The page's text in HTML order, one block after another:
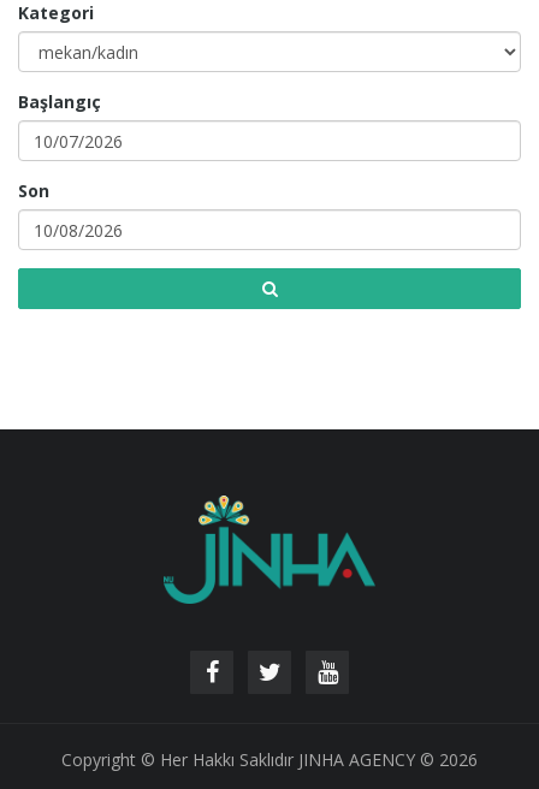
Kategori
Başlangıç
Son
Copyright © Her Hakkı Saklıdır JINHA AGENCY © 2026